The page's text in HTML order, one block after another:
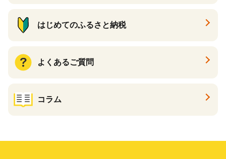
はじめてのふるさと納税
よくあるご質問
コラム